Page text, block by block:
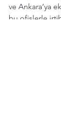
ve Ankara’ya
bu ofislerle